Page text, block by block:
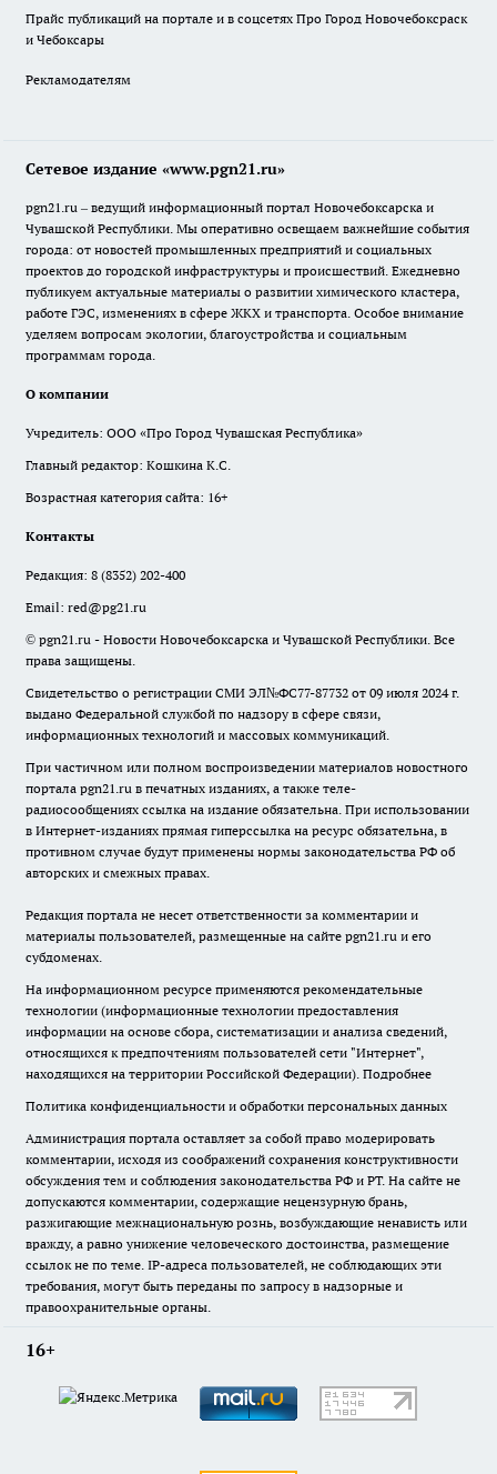
Прайс публикаций на портале и в соцсетях Про Город Новочебоксраск
и Чебоксары
Рекламодателям
Сетевое издание «www.pgn21.ru»
pgn21.ru – ведущий информационный портал Новочебоксарска и
Чувашской Республики. Мы оперативно освещаем важнейшие события
города: от новостей промышленных предприятий и социальных
проектов до городской инфраструктуры и происшествий. Ежедневно
публикуем актуальные материалы о развитии химического кластера,
работе ГЭС, изменениях в сфере ЖКХ и транспорта. Особое внимание
уделяем вопросам экологии, благоустройства и социальным
программам города.
О компании
Учредитель: ООО «Про Город Чувашская Республика»
Главный редактор: Кошкина К.С.
Возрастная категория сайта: 16+
Контакты
Редакция: 8 (8352) 202-400
Email: red@pg21.ru
© pgn21.ru - Новости Новочебоксарска и Чувашской Республики. Все
права защищены.
Свидетельство о регистрации СМИ ЭЛ№ФС77-87732 от 09 июля 2024 г.
выдано Федеральной службой по надзору в сфере связи,
информационных технологий и массовых коммуникаций.
При частичном или полном воспроизведении материалов новостного
портала pgn21.ru в печатных изданиях, а также теле-
радиосообщениях ссылка на издание обязательна. При использовании
в Интернет-изданиях прямая гиперссылка на ресурс обязательна, в
противном случае будут применены нормы законодательства РФ об
авторских и смежных правах.
Редакция портала не несет ответственности за комментарии и
материалы пользователей, размещенные на сайте pgn21.ru и его
субдоменах.
На информационном ресурсе применяются рекомендательные
технологии (информационные технологии предоставления
информации на основе сбора, систематизации и анализа сведений,
относящихся к предпочтениям пользователей сети "Интернет",
находящихся на территории Российской Федерации). Подробнее
Политика конфиденциальности и обработки персональных данных
Администрация портала оставляет за собой право модерировать
комментарии, исходя из соображений сохранения конструктивности
обсуждения тем и соблюдения законодательства РФ и РТ. На сайте не
допускаются комментарии, содержащие нецензурную брань,
разжигающие межнациональную рознь, возбуждающие ненависть или
вражду, а равно унижение человеческого достоинства, размещение
ссылок не по теме. IP-адреса пользователей, не соблюдающих эти
требования, могут быть переданы по запросу в надзорные и
правоохранительные органы.
16+